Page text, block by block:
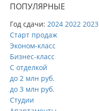
ПОПУЛЯРНЫЕ
Год сдачи: 2024 2022 2023
Старт продаж
Эконом-класс
Бизнес-класс
С отделкой
до 2 млн руб.
до 3 млн руб.
Студии